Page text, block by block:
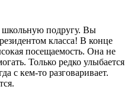
школьную подругу. Вы
класса! В конце
посещаемость. Она не
Только редко улыбается
с кем-то разговаривает.